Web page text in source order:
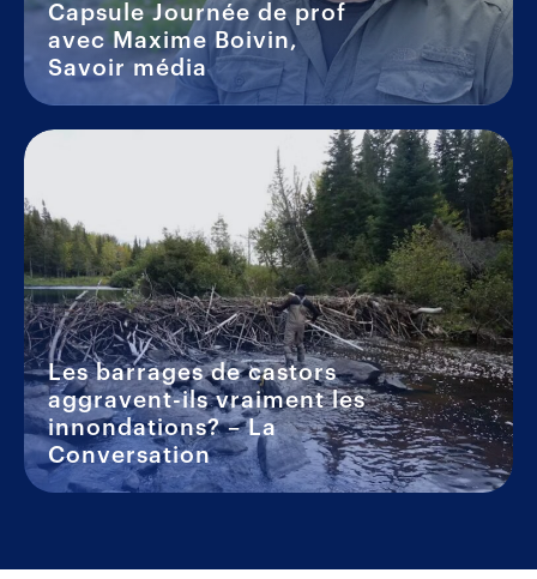
Capsule Journée de prof
avec Maxime Boivin,
Savoir média
Les barrages de castors
aggravent-ils vraiment les
innondations? – La
Conversation